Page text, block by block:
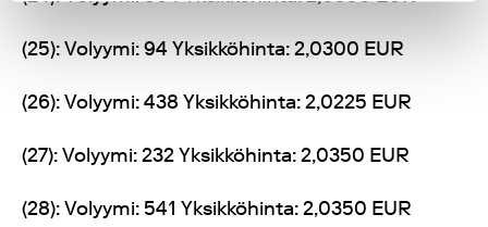
(25): Volyymi: 94 Yksikköhinta: 2,0300 EUR
(26): Volyymi: 438 Yksikköhinta: 2,0225 EUR
(27): Volyymi: 232 Yksikköhinta: 2,0350 EUR
(28): Volyymi: 541 Yksikköhinta: 2,0350 EUR